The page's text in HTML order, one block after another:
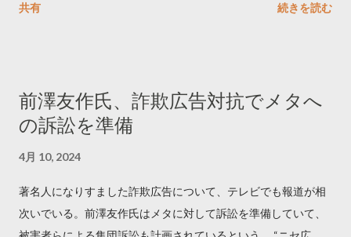
学しました。 ー バズの目安は1300リツイート ー 人は16の熱量
トするのか？ https://marketing.twitter.com/ja/insights/kakusan
共有 続きを読む
前澤友作氏、詐欺広告対抗でメタへ
の訴訟を準備
4月 10, 2024
著名人になりすました詐欺広告について、テレビでも報道が相
次いでいる。前澤友作氏はメタに対して訴訟を準備していて、